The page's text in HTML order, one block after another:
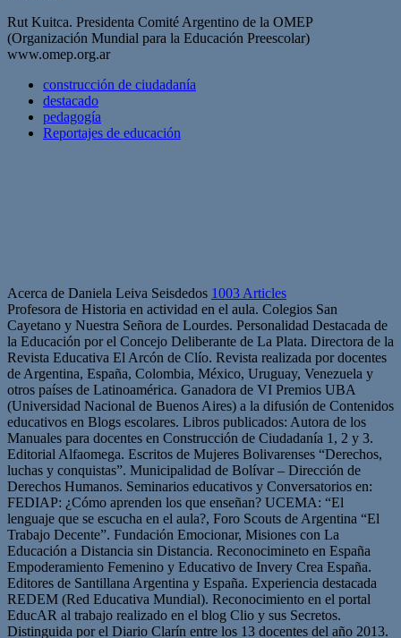
Rut Kuitca. Presidenta Comité Argentino de la OMEP
(Organización Mundial para la Educación Preescolar)
www.omep.org.ar
construcción de ciudadanía
destacado
pedagogía
Reportajes de educación
Acerca de Daniela Leiva Seisdedos 1003 Articles
Profesora de Historia en actividad en el aula. Colegios San
Cayetano y Nuestra Señora de Lourdes. Personalidad Destacada de
la Educación por el Concejo Deliberante de La Plata. Directora de la
Revista Educativa El Arcón de Clío. Revista realizada por docentes
de Argentina, España, Colombia, México, Uruguay, Venezuela y
otros países de Latinoamérica. Ganadora de VI Premios UBA
(Universidad Nacional de Buenos Aires) a la difusión de Contenidos
educativos en Blogs escolares. Libros publicados: Autora de los
Manuales para docentes en Construcción de Ciudadanía 1, 2 y 3.
Editorial Alfaomega. Escritos de Mujeres Bolivarenses “Derechos,
luchas y conquistas”. Municipalidad de Bolívar – Dirección de
Derechos Humanos. Seminarios educativos y Conversatorios en:
FEDIAP: ¿Cómo aprenden los que enseñan? UCEMA: “El
lenguaje que se escucha en el aula?, Foro Scouts de Argentina “El
Trabajo Decente”. Fundación Emocionar, Misiones con La
Educación a Distancia sin Distancia. Reconocimineto en España
Empoderamiento Femenino y Educativo de Invery Crea España.
Editores de Santillana Argentina y España. Experiencia destacada
REDEM (Red Educativa Mundial). Reconocimiento en el portal
EducAR al trabajo realizado en el blog Clio y sus Secretos.
Distinguida por el Diario Clarín entre los 13 docentes del año 2013.